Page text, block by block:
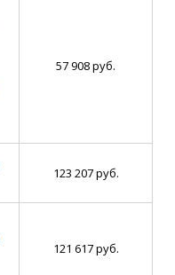
57 908 руб.
123 207 руб.
121 617 руб.